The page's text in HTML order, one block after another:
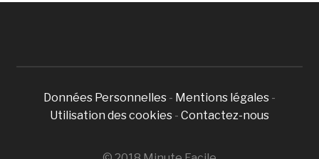
Données Personnelles - Mentions légales -
Utilisation des cookies - Contactez-nous